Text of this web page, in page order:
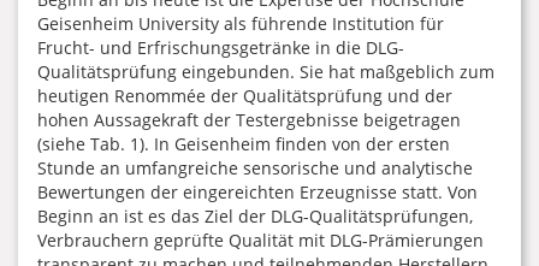
Geisenheim University als führende Institution für
Frucht- und Erfrischungsgetränke in die DLG-
Qualitätsprüfung eingebunden. Sie hat maßgeblich zum
heutigen Renommée der Qualitätsprüfung und der
hohen Aussagekraft der Testergebnisse beigetragen
(siehe Tab. 1). In Geisenheim finden von der ersten
Stunde an umfangreiche sensorische und analytische
Bewertungen der eingereichten Erzeugnisse statt. Von
Beginn an ist es das Ziel der DLG-Qualitätsprüfungen,
Verbrauchern geprüfte Qualität mit DLG-Prämierungen